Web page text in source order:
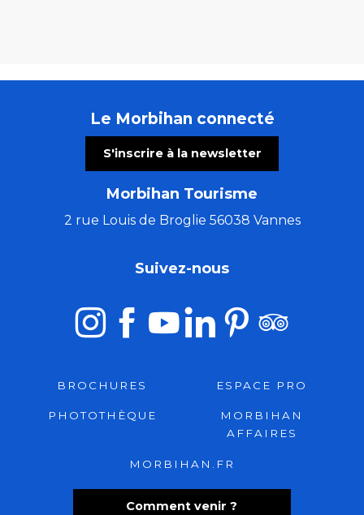
Le Morbihan connecté
S'inscrire à la newsletter
Morbihan Tourisme
2 rue Louis de Broglie 56038 Vannes
Comment venir ?
Suivez-nous
BROCHURES ESPACE PRO
PHOTOTHÈQUE
MORBIHAN
AFFAIRES
MORBIHAN.FR